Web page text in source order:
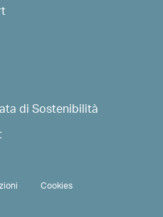
di Sostenibilità
Cookies